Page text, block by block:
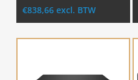
€838,66 excl. BTW